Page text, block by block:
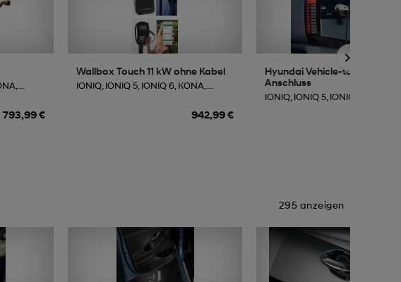
...
793,99 €
Wallbox Touch 11 kW ohne Kabel
IONIQ, IONIQ 5, IONIQ 6, KONA, ...
942,99 €
Hyundai Vehicle-to-Load
Anschluss
IONIQ, IONIQ 5, IONIQ 6, KONA, ...
295 anzeigen